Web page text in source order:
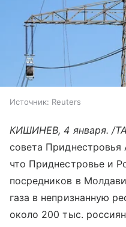
Источник: Reuters
КИШИНЕВ, 4 января. /
совета Приднестровья
что Приднестровье и
посредников в
газа в непризнанную
около 200 тыс.